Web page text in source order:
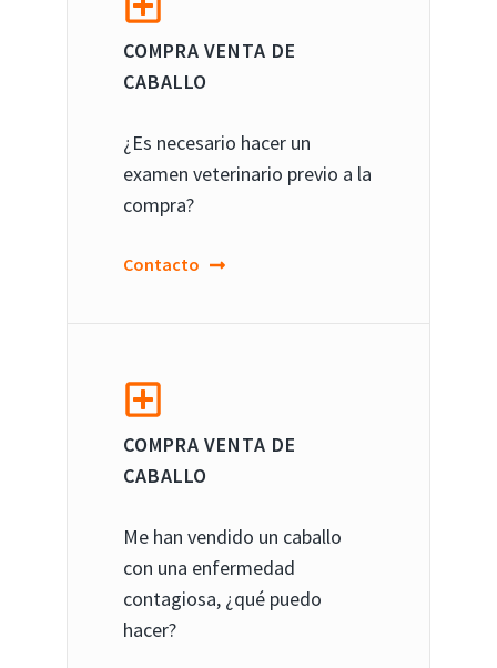
COMPRA VENTA DE
CABALLO
¿Es necesario hacer un
examen veterinario previo a la
compra?
Contacto
COMPRA VENTA DE
CABALLO
Me han vendido un caballo
con una enfermedad
contagiosa, ¿qué puedo
hacer?